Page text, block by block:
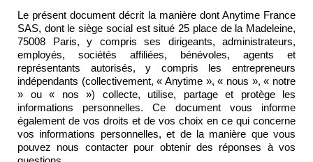
Le présent document décrit la manière dont Anytime France
SAS, dont le siège social est situé 25 place de la Madeleine,
75008 Paris, y compris ses dirigeants, administrateurs,
employés, sociétés affiliées, bénévoles, agents et
représentants autorisés, y compris les entrepreneurs
indépendants (collectivement, « Anytime », « nous », « notre
» ou « nos ») collecte, utilise, partage et protège les
informations personnelles. Ce document vous informe
également de vos droits et de vos choix en ce qui concerne
vos informations personnelles, et de la manière que vous
pouvez nous contacter pour obtenir des réponses à vos